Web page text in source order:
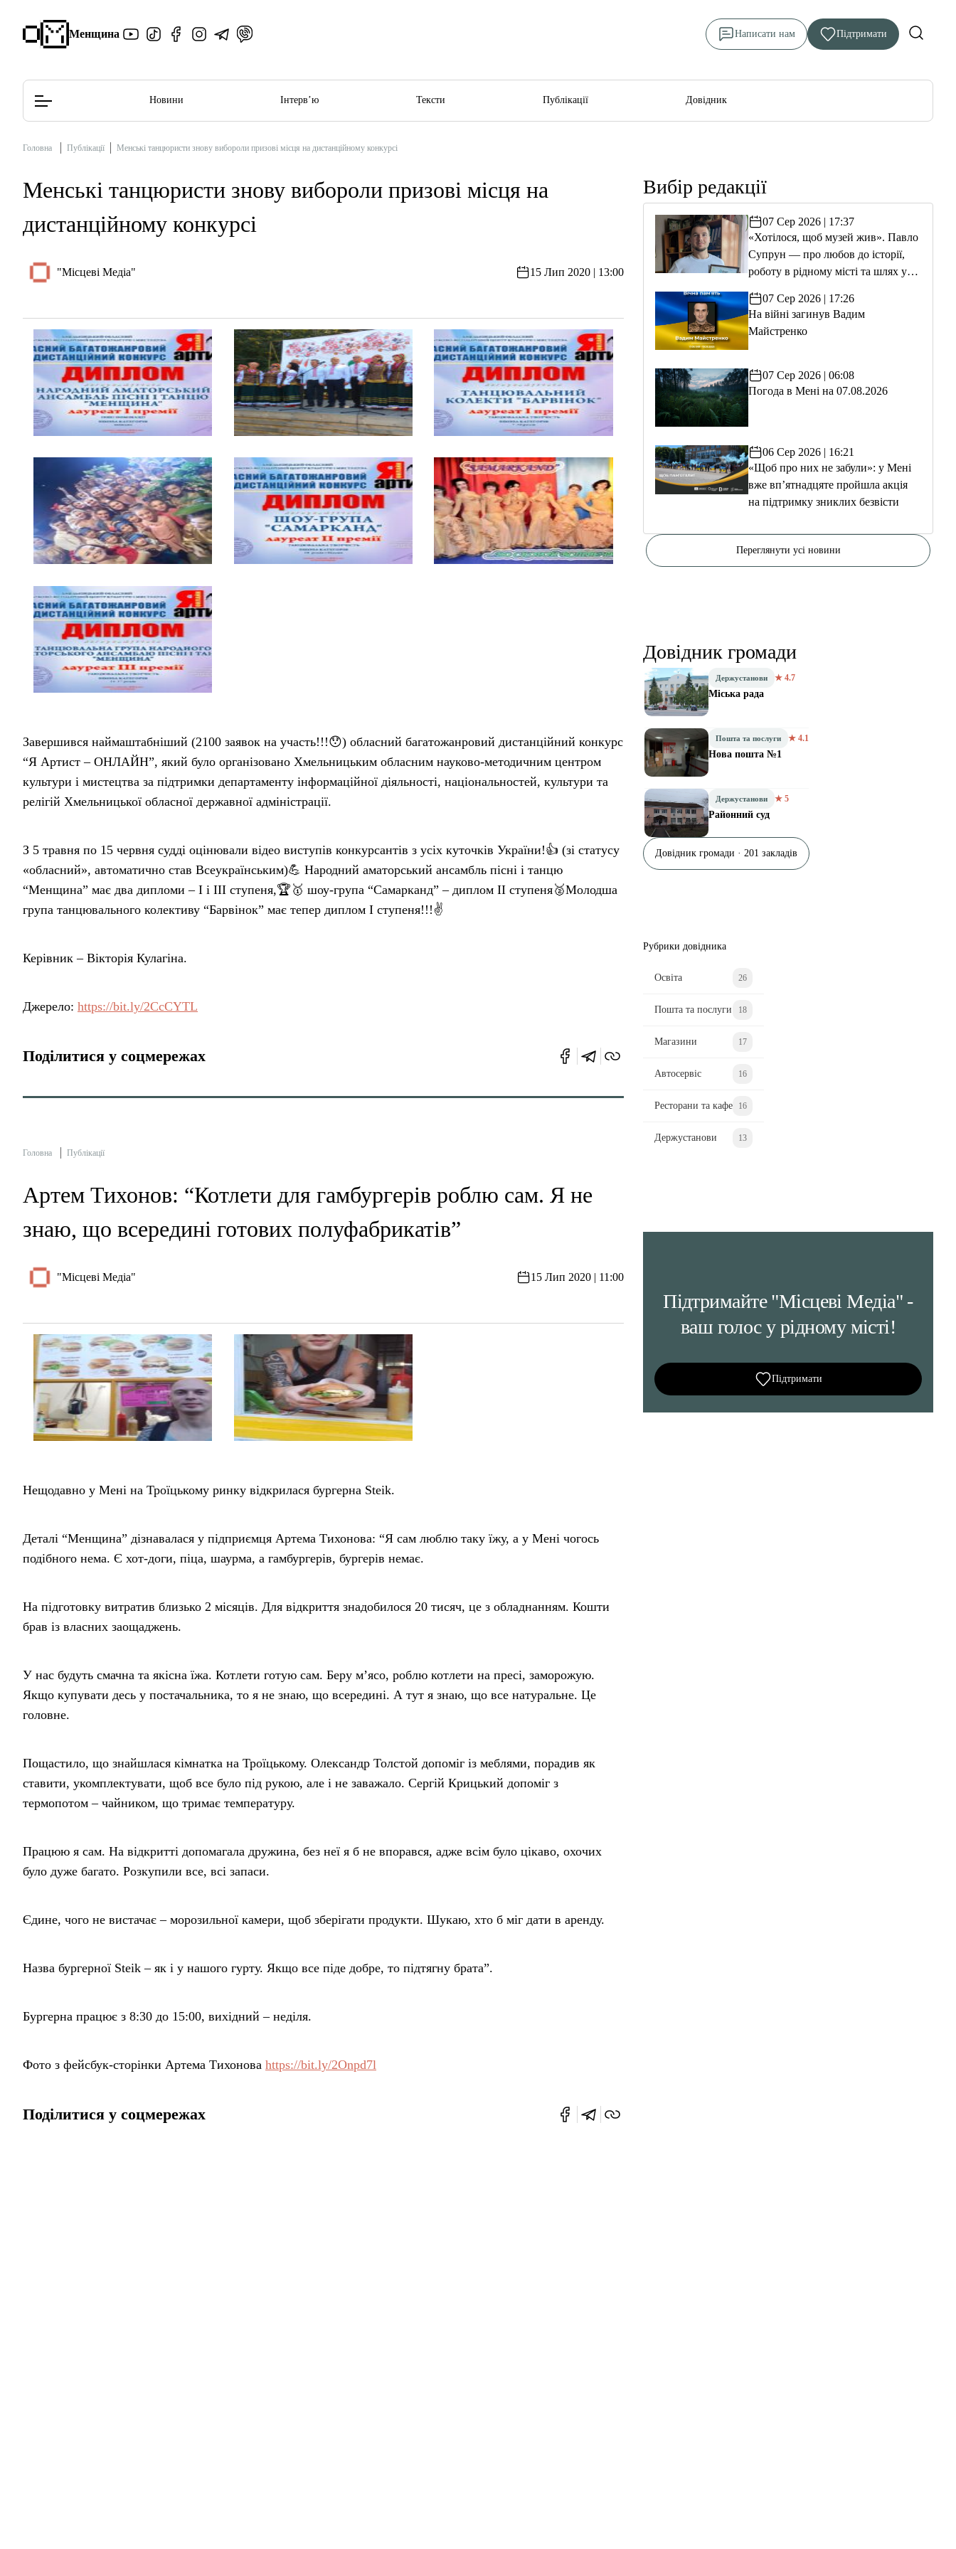
Менщина Написати нам Підтримати
Редакційна політика
Новини Інтерв’ю Тексти Публікації Довідник
Головна Публікації Менські танцюристи знову вибороли призові місця на дистанційному конкурсі
Менські танцюристи знову вибороли призові місця на
дистанційному конкурсі
"Місцеві Медіа" 15 Лип 2020 | 13:00
Завершився наймаштабніший (2100 заявок на участь!!!😯) обласний багатожанровий дистанційний конкурс
“Я Артист – ОНЛАЙН”, який було організовано Хмельницьким обласним науково-методичним центром
культури і мистецтва за підтримки департаменту інформаційної діяльності, національностей, культури та
релігій Хмельницької обласної державної адміністрації.
З 5 травня по 15 червня судді оцінювали відео виступів конкурсантів з усіх куточків України!👍 (зі статусу
«обласний», автоматично став Всеукраїнським)💪 Народний аматорський ансамбль пісні і танцю
“Менщина” має два дипломи – I і III ступеня,🏆🥇 шоу-група “Самарканд” – диплом II ступеня🥈Молодша
група танцювального колективу “Барвінок” має тепер диплом I ступеня!!!✌️
Керівник – Вікторія Кулагіна.
Джерело: https://bit.ly/2CcCYTL
Поділитися у соцмережах
Головна Публікації
Артем Тихонов: “Котлети для гамбургерів роблю сам. Я не
знаю, що всередині готових полуфабрикатів”
"Місцеві Медіа" 15 Лип 2020 | 11:00
Нещодавно у Мені на Троїцькому ринку відкрилася бургерна Steik.
Деталі “Менщина” дізнавалася у підприємця Артема Тихонова: “Я сам люблю таку їжу, а у Мені чогось
подібного нема. Є хот-доги, піца, шаурма, а гамбургерів, бургерів немає.
На підготовку витратив близько 2 місяців. Для відкриття знадобилося 20 тисяч, це з обладнанням. Кошти
брав із власних заощаджень.
У нас будуть смачна та якісна їжа. Котлети готую сам. Беру м’ясо, роблю котлети на пресі, заморожую.
Якщо купувати десь у постачальника, то я не знаю, що всередині. А тут я знаю, що все натуральне. Це
головне.
Пощастило, що знайшлася кімнатка на Троїцькому. Олександр Толстой допоміг із меблями, порадив як
ставити, укомплектувати, щоб все було під рукою, але і не заважало. Сергій Крицький допоміг з
термопотом – чайником, що тримає температуру.
Працюю я сам. На відкритті допомагала дружина, без неї я б не впорався, адже всім було цікаво, охочих
було дуже багато. Розкупили все, всі запаси.
Єдине, чого не вистачає – морозильної камери, щоб зберігати продукти. Шукаю, хто б міг дати в аренду.
Назва бургерної Steik – як і у нашого гурту. Якщо все піде добре, то підтягну брата”.
Бургерна працює з 8:30 до 15:00, вихідний – неділя.
Фото з фейсбук-сторінки Артема Тихонова https://bit.ly/2Onpd7l
Поділитися у соцмережах
Вибір редакції
07 Сер 2026 | 17:37
«Хотілося, щоб музей жив». Павло
Супрун — про любов до історії,
роботу в рідному місті та шлях у
07 Сер 2026 | 17:26
На війні загинув Вадим
Майстренко
07 Сер 2026 | 06:08
Погода в Мені на 07.08.2026
06 Сер 2026 | 16:21
«Щоб про них не забули»: у Мені
вже вп’ятнадцяте пройшла акція
на підтримку зниклих безвісти
Переглянути усі новини
Довідник громади
Держустанови ★ 4.7
Міська рада
Пошта та послуги ★ 4.1
Нова пошта №1
Держустанови ★ 5
Районний суд
Довідник громади · 201 закладів
Рубрики довідника
Освіта 26
Пошта та послуги 18
Магазини 17
Автосервіс 16
Ресторани та кафе 16
Держустанови 13
Підтримайте "Місцеві Медіа" -
ваш голос у рідному місті!
Підтримати